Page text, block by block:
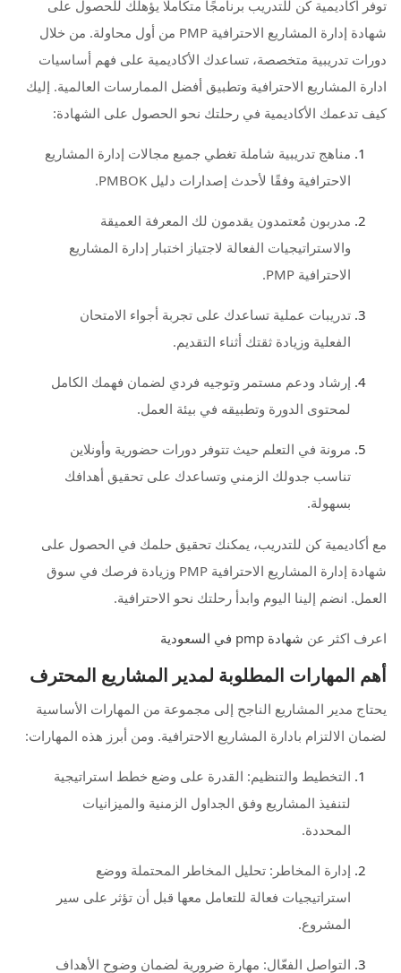
توفر أكاديمية كن للتدريب برنامجًا متكاملًا يؤهلك للحصول على
شهادة إدارة المشاريع الاحترافية PMP من أول محاولة. من خلال
دورات تدريبية متخصصة، تساعدك الأكاديمية على فهم أساسيات
ادارة المشاريع الاحترافية وتطبيق أفضل الممارسات العالمية. إليك
كيف تدعمك الأكاديمية في رحلتك نحو الحصول على الشهادة:
مناهج تدريبية شاملة تغطي جميع مجالات إدارة المشاريع
الاحترافية وفقًا لأحدث إصدارات دليل PMBOK.
مدربون مُعتمدون يقدمون لك المعرفة العميقة
والاستراتيجيات الفعالة لاجتياز اختبار إدارة المشاريع
الاحترافية PMP.
تدريبات عملية تساعدك على تجربة أجواء الامتحان
الفعلية وزيادة ثقتك أثناء التقديم.
إرشاد ودعم مستمر وتوجيه فردي لضمان فهمك الكامل
لمحتوى الدورة وتطبيقه في بيئة العمل.
مرونة في التعلم حيث تتوفر دورات حضورية وأونلاين
تناسب جدولك الزمني وتساعدك على تحقيق أهدافك
بسهولة.
مع أكاديمية كن للتدريب، يمكنك تحقيق حلمك في الحصول على
شهادة إدارة المشاريع الاحترافية PMP وزيادة فرصك في سوق
العمل. انضم إلينا اليوم وابدأ رحلتك نحو الاحترافية.
اعرف اكثر عن شهادة pmp في السعودية
أهم المهارات المطلوبة لمدير المشاريع المحترف
يحتاج مدير المشاريع الناجح إلى مجموعة من المهارات الأساسية
لضمان الالتزام بادارة المشاريع الاحترافية. ومن أبرز هذه المهارات:
التخطيط والتنظيم: القدرة على وضع خطط استراتيجية
لتنفيذ المشاريع وفق الجداول الزمنية والميزانيات
المحددة.
إدارة المخاطر: تحليل المخاطر المحتملة ووضع
استراتيجيات فعالة للتعامل معها قبل أن تؤثر على سير
المشروع.
التواصل الفعّال: مهارة ضرورية لضمان وضوح الأهداف